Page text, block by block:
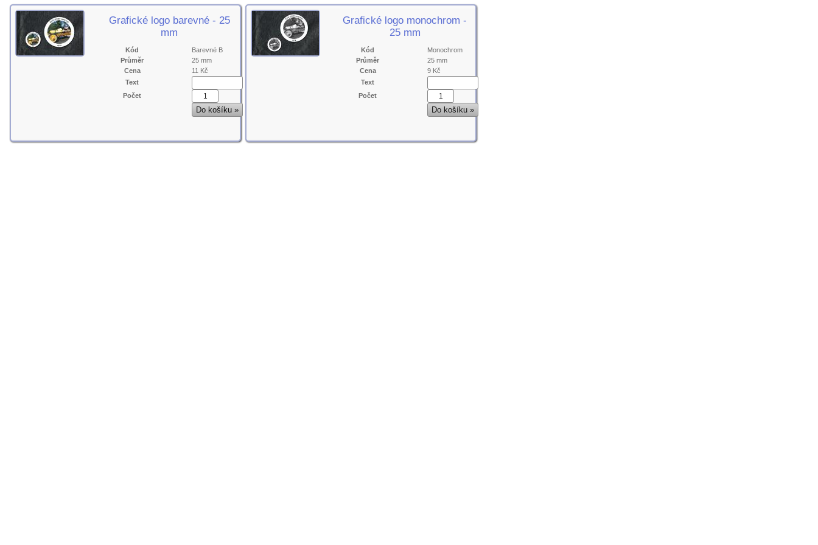
Grafické logo barevné - 25
mm
Kód
Barevné B
Průměr
25 mm
Cena
11 Kč
Text
Počet
Grafické logo monochrom -
25 mm
Kód
Monochrom
Průměr
25 mm
Cena
9 Kč
Text
Počet